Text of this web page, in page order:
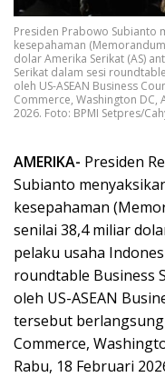
Presiden Prabowo Subianto
kesepahaman
dolar Amerika Serikat (AS)
Serikat dalam sesi
oleh US-ASEAN Business
Commerce, Washington DC,
2026. Foto: BPMI Setpres/
AMERIKA- Presiden
Subianto
kesepahaman
senilai 38,4 miliar
pelaku usaha
roundtable Business
oleh US-ASEAN
tersebut berlangsung
Commerce,
Rabu, 18 Februari